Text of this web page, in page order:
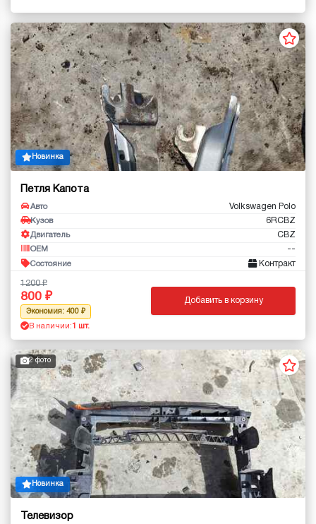
Новинка
Петля Капота
Авто Volkswagen Polo
Кузов 6RCBZ
Двигатель CBZ
OEM --
Состояние Контракт
1200
800
Экономия: 400
В наличии: 1 шт.
Добавить в корзину
2 фото
Новинка
Телевизор